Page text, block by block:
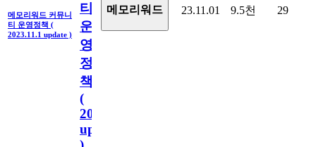
메모리워드 커뮤니
티 운영정책 (
2023.11.1 update )
티
운
영
정
책
(
2023.11.1
update
메모리워드 23.11.01 9.5천 29